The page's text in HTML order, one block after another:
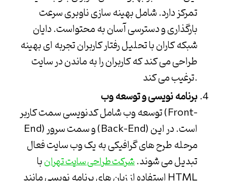
تمرکز دارد. شامل بهینه سازی ناوبری سرعت
بارگذاری و دسترسی آسان به محتواست.دایان
شبکه کارانبا تحلیل رفتار کاربران تجربه ای بهینه
طراحی می کند که کاربران را به ماندن در سایت
ترغیب می کند.
برنامه نویسی و توسعه وب
توسعه وب شامل کدنویسی سمت کاربر (Front-
End) و سمت سرور (Back-End) است. در این
مرحله طرح های گرافیکی به یک وب سایت فعال
تبدیل می شوند.شرکت طراحی سایت تهرانبا